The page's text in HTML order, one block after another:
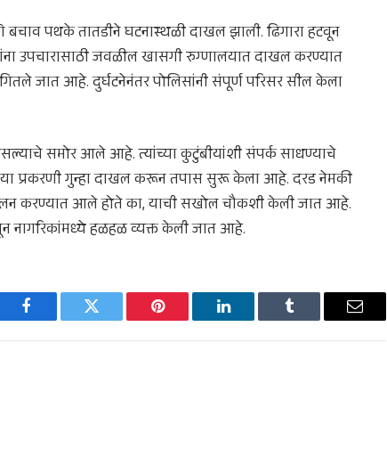
पथके तातडीने घटनास्थळी दाखल झाली. ढिगारा हटवून
उपचारासाठी जवळील खासगी रुग्णालयात दाखल करण्यात
जात आहे. दुर्घटनेनंतर पोलिसांनी संपूर्ण परिसर सील केला
समोर आले आहे. त्यांच्या कुटुंबीयांशी संपर्क साधण्याचे
या प्रकरणी गुन्हा दाखल करून तपास सुरू केला आहे. दरड नेमकी
करण्यात आले होते का, याची सखोल चौकशी केली जात आहे.
नागरिकांमध्ये हळहळ व्यक्त केली जात आहे.
Facebook Twitter Pinterest LinkedIn Tumblr Email